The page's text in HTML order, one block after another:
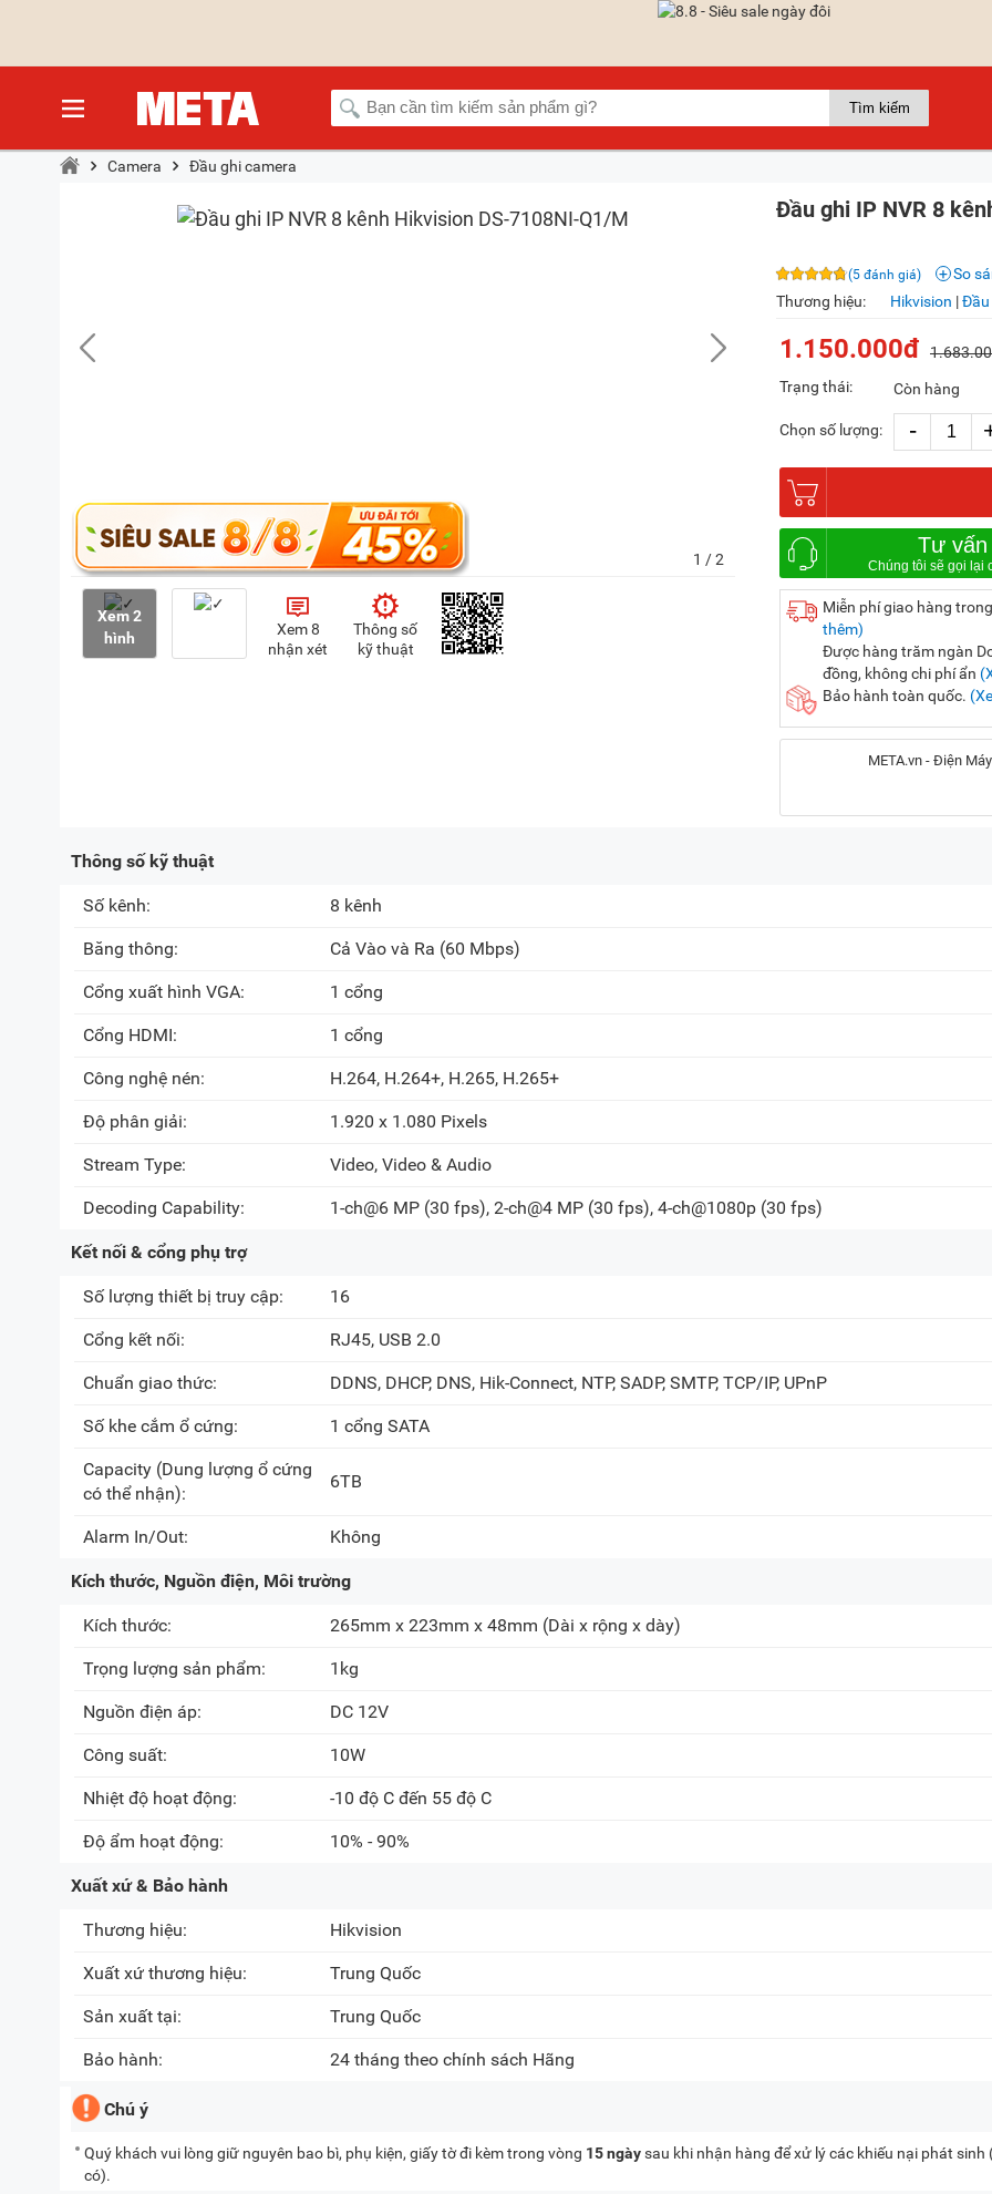
Camera Đầu ghi camera
1 / 2
Xem 2
hình
Xem 8
nhận xét
Thông số
kỹ thuật
Đầu ghi IP NVR 8
(5 đánh giá)
So
Thương hiệu:
Hikvision |Đầu
1.150.000đ
Trạng thái:
Còn hàng
Chọn số lượng: -
Tư vấn
Miễn phí giao hàng
thêm)
Được hàng trăm ngàn
đồng, không chi phí ẩn
Bảo hành toàn quốc.
META.vn - Điện
Địa chỉ:
716-718 Điện Biên
Thông số kỹ thuật
Số kênh: 8 kênh
Băng thông: Cả Vào và Ra (60 Mbps)
Cổng xuất hình VGA: 1 cổng
Cổng HDMI: 1 cổng
Công nghệ nén: H.264, H.264+, H.265, H.265+
Độ phân giải: 1.920 x 1.080 Pixels
Stream Type: Video, Video & Audio
Decoding Capability: 1-ch@6 MP (30 fps), 2-ch@4 MP (30 fps), 4-ch@1080p (30 fps)
Kết nối & cổng phụ trợ
Số lượng thiết bị truy cập: 16
Cổng kết nối: RJ45, USB 2.0
Chuẩn giao thức: DDNS, DHCP, DNS, Hik-Connect, NTP, SADP, SMTP, TCP/IP, UPnP
Số khe cắm ổ cứng: 1 cổng SATA
Capacity (Dung lượng ổ cứng
có thể nhận):
6TB
Alarm In/Out: Không
Kích thước, Nguồn điện, Môi trường
Kích thước: 265mm x 223mm x 48mm (Dài x rộng x dày)
Trọng lượng sản phẩm: 1kg
Nguồn điện áp: DC 12V
Công suất: 10W
Nhiệt độ hoạt động: -10 độ C đến 55 độ C
Độ ẩm hoạt động: 10% - 90%
Xuất xứ & Bảo hành
Thương hiệu: Hikvision
Xuất xứ thương hiệu: Trung Quốc
Sản xuất tại: Trung Quốc
Bảo hành: 24 tháng theo chính sách Hãng
Chú ý
Quý khách vui lòng giữ nguyên bao bì, phụ kiện, giấy tờ đi kèm trong vòng 15 ngàysau khi nhận hàng để xử lý các khiếu nại phát sinh
có).